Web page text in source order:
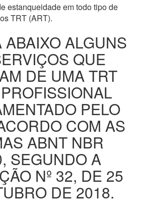
estanqueidade em todo tipo de
TRT (ART).
ABAIXO ALGUNS
QUE
DE UMA TRT
PELO
COM AS
ABNT NBR
SEGUNDO A
Nº 32, DE 25
DE 2018.